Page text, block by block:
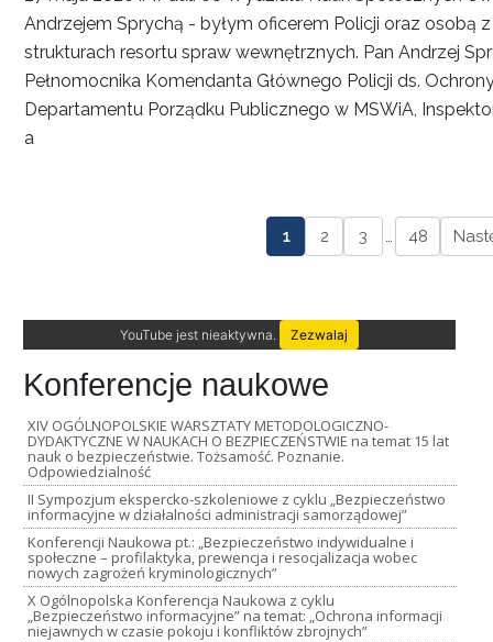
Andrzejem Sprychą - byłym oficerem Policji oraz osobą
strukturach resortu spraw wewnętrznych. Pan Andrzej
Pełnomocnika Komendanta Głównego Policji ds.
Departamentu Porządku Publicznego w MSWiA,
a
1 2 3 … 48
YouTube jest nieaktywna. Zezwalaj
Konferencje naukowe
XIV OGÓLNOPOLSKIE WARSZTATY METODOLOGICZNO-
DYDAKTYCZNE W NAUKACH O BEZPIECZEŃSTWIE na temat 15 lat
nauk o bezpieczeństwie. Tożsamość. Poznanie.
Odpowiedzialność
II Sympozjum ekspercko-szkoleniowe z cyklu „Bezpieczeństwo
informacyjne w działalności administracji samorządowej”
Konferencji Naukowa pt.: „Bezpieczeństwo indywidualne i
społeczne – profilaktyka, prewencja i resocjalizacja wobec
nowych zagrożeń kryminologicznych”
X Ogólnopolska Konferencja Naukowa z cyklu
„Bezpieczeństwo informacyjne” na temat: „Ochrona informacji
niejawnych w czasie pokoju i konfliktów zbrojnych”